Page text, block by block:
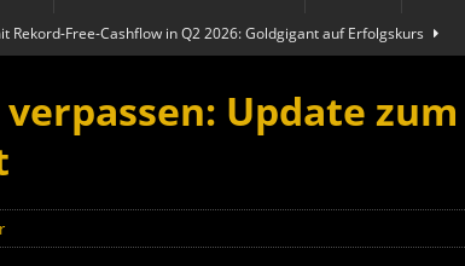
Rekord-Free-Cashflow in Q2 2026: Goldgigant auf Erfolgskurs
der Welt baut um: Newmont vor Befreiungsschlag
Update zum